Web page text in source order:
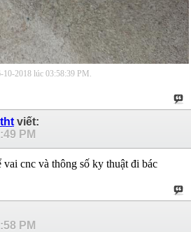
10-2018 lúc 03:58:39 PM .
viết:
PM
cnc và thông số ky thuật đi bác
PM